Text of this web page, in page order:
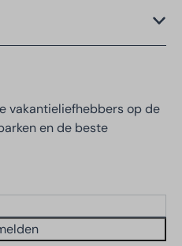
vakantieliefhebbers op de
en de beste